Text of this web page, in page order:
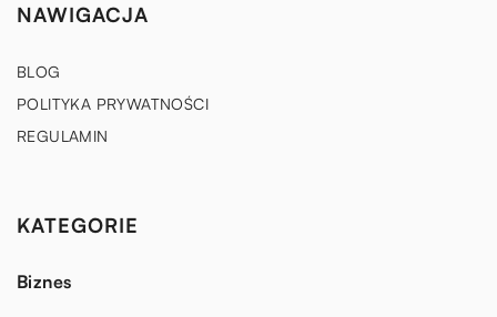
NAWIGACJA
BLOG
POLITYKA PRYWATNOŚCI
REGULAMIN
KATEGORIE
Biznes